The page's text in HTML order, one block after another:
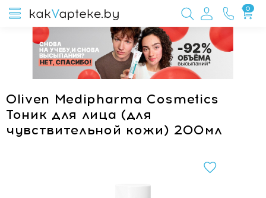
0
Oliven Medipharma Cosmetics
Тоник для лица (для
чувствительной кожи) 200мл